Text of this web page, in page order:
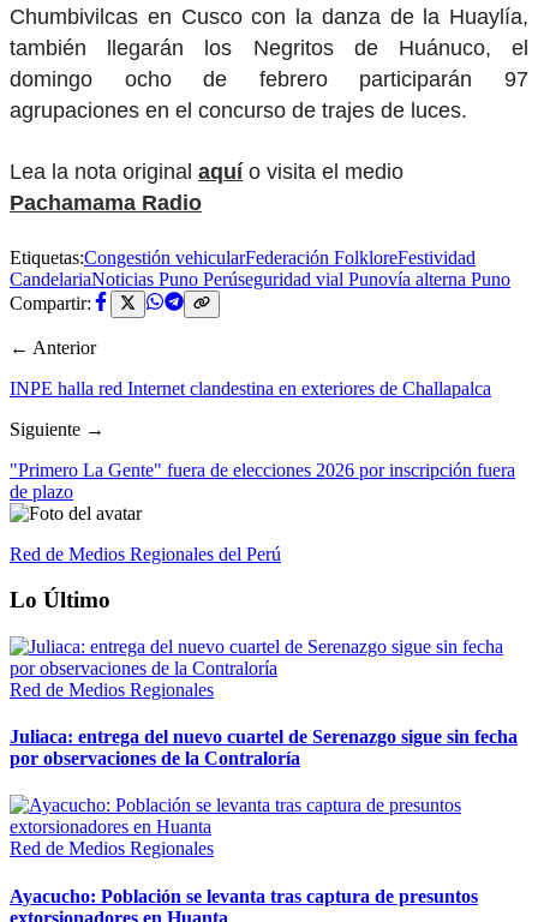
Chumbivilcas en Cusco con la danza de la Huaylía,
también llegarán los Negritos de Huánuco, el
domingo ocho de febrero participarán 97
agrupaciones en el concurso de trajes de luces.
Lea la nota original aquío visita el medio
Pachamama Radio
Etiquetas:Congestión vehicularFederación FolkloreFestividad
CandelariaNoticias Puno Perúseguridad vial Punovía alterna Puno
Compartir:
← Anterior
INPE halla red Internet clandestina en exteriores de Challapalca
Siguiente →
"Primero La Gente" fuera de elecciones 2026 por inscripción fuera
de plazo
Red de Medios Regionales del Perú
Lo Último
Red de Medios Regionales
Juliaca: entrega del nuevo cuartel de Serenazgo sigue sin fecha
por observaciones de la Contraloría
Red de Medios Regionales
Ayacucho: Población se levanta tras captura de presuntos
extorsionadores en Huanta